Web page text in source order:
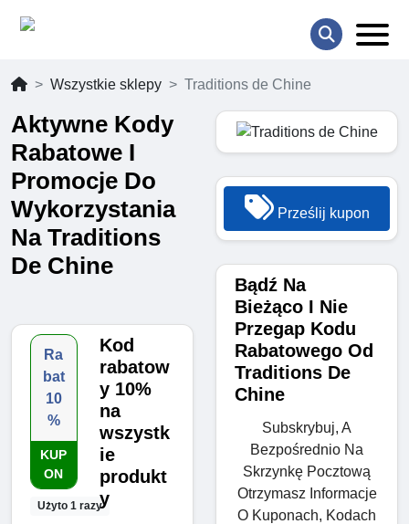
Wszystkie sklepy Traditions de Chine
Aktywne Kody
Rabatowe I
Promocje Do
Wykorzystania
Na Traditions
De Chine
Ra
bat
10
%
KUP
ON
Użyto 1 razy
Kod
rabatow
y 10%
na
wszystk
ie
produkt
y
Prześlij kupon
Bądź Na
Bieżąco I Nie
Przegap Kodu
Rabatowego Od
Traditions De
Chine
Subskrybuj, A
Bezpośrednio Na
Skrzynkę Pocztową
Otrzymasz Informacje
O Kuponach, Kodach